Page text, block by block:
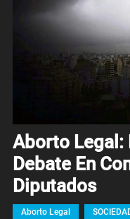
Aborto Legal:
Debate En
Diputados
Aborto Legal